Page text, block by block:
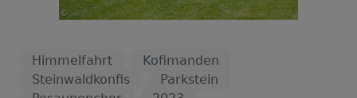
Himmelfahrt
Kofimanden
Steinwaldkonfis
Parkstein